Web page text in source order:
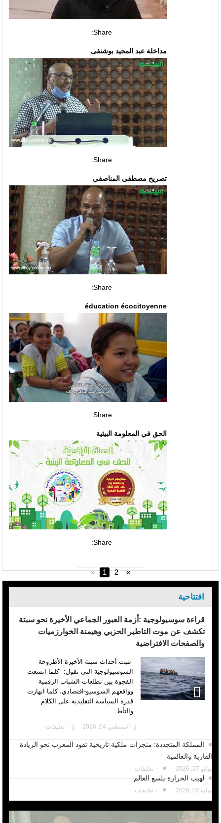
Share:
مداخلة عبد المجيد بوشنفى
Share:
تصريح مصطفى المناصفي
Share:
éducation écocitoyenne
Share:
الحق في المعلومة البيئية
Share:
« 1 2 »
افتتاحية
قراءة سوسيولوجية :أزمة العبور الجماعي الأخيرة نحو سبتة
تكشف عن موت التاطير الحزبي وهيمنة الخوارزميات
والصفحات الافتراضية
تثبت أحداث سبتة الأخيرة الأطروحة
السوسيولوجية التي تقول: "كلما اتسعت
الفجوة بين تطلعات الشباب الرقمية
وواقعهم السوسيو-اقتصادي، كلما انهارت
قدرة السياسة التقليدية على الكلام
والتأط...
أغسطس 04, 2026 ٠ تعليقات
المملكة المتجددة: منجزات ملكية تاريخية تقود المغرب نحو الريادة
القارية والعالمية
يوليو 27, 2026 ٠ تعليقات
لهيب الحرارة يلسع العالم
يوليو 02, 2026 ٠ تعليقات